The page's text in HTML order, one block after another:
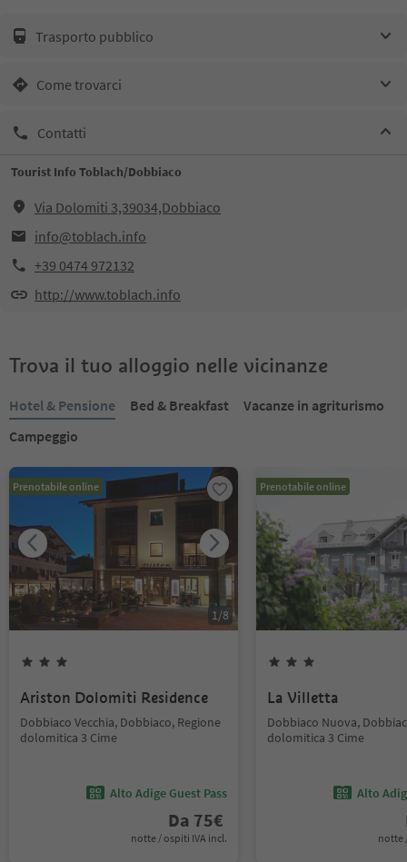
Trasporto pubblico
Come trovarci
Contatti
Tourist Info Toblach/Dobbiaco
Via Dolomiti 3,39034,Dobbiaco
info@toblach.info
+39 0474 972132
http://www.toblach.info
Trova il tuo alloggio nelle vicinanze
Hotel & Pensione Bed & Breakfast
Vacanze in agriturismo
Campeggio
Prenotabile online
1/8
Ariston Dolomiti Residence
Dobbiaco Vecchia, Dobbiaco, Regione
dolomitica 3 Cime
Alto Adige Guest Pass
Da 75€
notte / ospiti IVA incl.
Prenotabile online
La Villetta
Dobbiaco Nuova,
dolomitica 3 Cime
Alto
notte